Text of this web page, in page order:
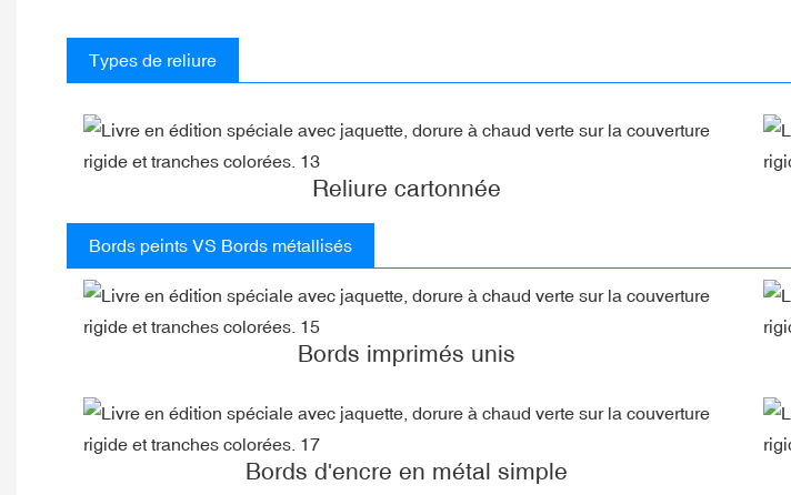
Types de reliure
Reliure cartonnée
Bords peints VS Bords métallisés
Bords imprimés unis
Bords d'encre en métal simple